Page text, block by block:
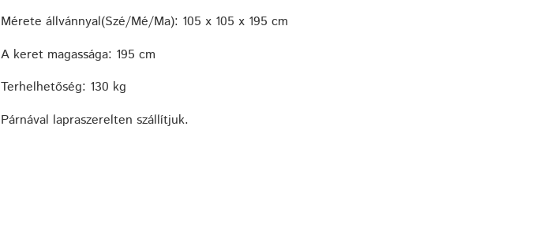
Mérete állvánnyal(Szé/Mé/Ma): 105 x 105 x 195 cm
A keret magassága: 195 cm
Terhelhetőség: 130 kg
Párnával lapraszerelten szállítjuk.